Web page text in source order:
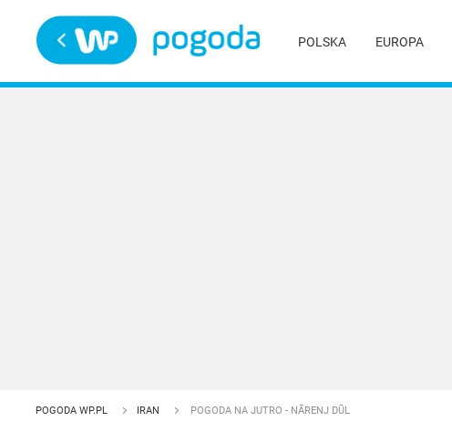
POLSKA EUROPA
POGODA WP.PL IRAN POGODA NA JUTRO - NĀRENJ DŪL